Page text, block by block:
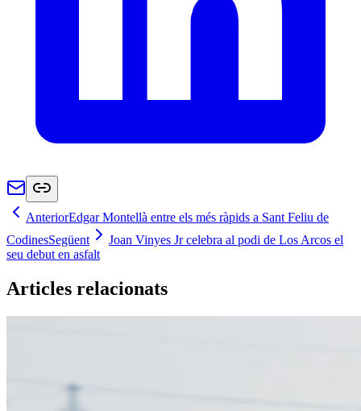
AnteriorEdgar Montellà entre els més ràpids a Sant Feliu de
CodinesSegüent
Joan Vinyes Jr celebra al podi de Los Arcos el
seu debut en asfalt
Articles relacionats